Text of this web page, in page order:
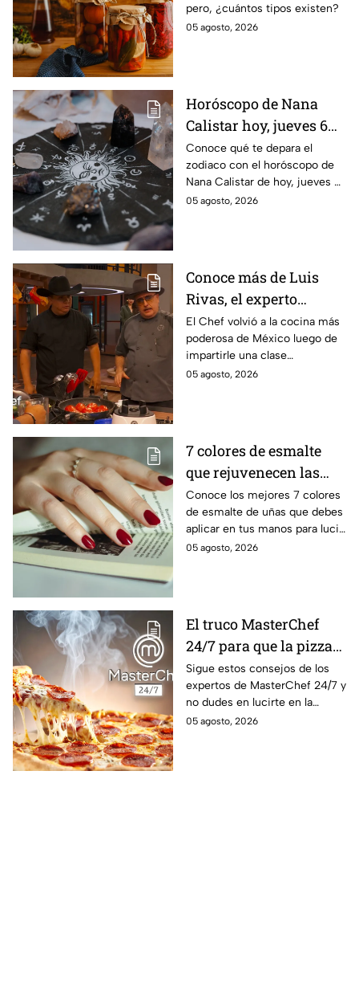
pero, ¿cuántos tipos existen?
05 agosto, 2026
Horóscopo de Nana
Calistar hoy, jueves 6
de agosto: a estos
signos se les abren las
puertas del dinero
Conoce qué te depara el
zodiaco con el horóscopo de
Nana Calistar de hoy, jueves 6
de agosto. ¿Será dinero o
05 agosto, 2026
Conoce más de Luis
Rivas, el experto
parrillero que fue
invitado a la batalla por
equipos de MasterChef
24/7
El Chef volvió a la cocina más
poderosa de México luego de
impartirle una clase
personalizada a Ixdit
05 agosto, 2026
7 colores de esmalte
que rejuvenecen las
manos al instante y
combinan con todo
Conoce los mejores 7 colores
de esmalte de uñas que debes
aplicar en tus manos para lucir
una piel mucho más brillante y
05 agosto, 2026
El truco MasterChef
24/7 para que la pizza
quede crujiente y
deliciosa
Sigue estos consejos de los
expertos de MasterChef 24/7 y
no dudes en lucirte en la
cocina.
05 agosto, 2026